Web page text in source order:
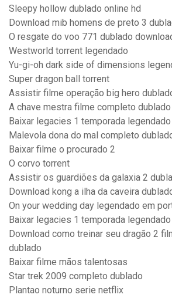
Sleepy hollow dublado online hd
Download mib homens de preto 3
O resgate do voo 771 dublado
Westworld torrent legendado
Yu-gi-oh dark side of dimensions
Super dragon ball torrent
Assistir filme operação big hero
A chave mestra filme completo dublado
Baixar legacies 1 temporada legendado
Malevola dona do mal completo
Baixar filme o procurado 2
O corvo torrent
Assistir os guardiões da galaxia 2
Download kong a ilha da caveira
On your wedding day legendado em
Baixar legacies 1 temporada legendado
Download como treinar seu dragão 2
dublado
Baixar filme mãos talentosas
Star trek 2009 completo dublado
Plantao noturno serie netflix